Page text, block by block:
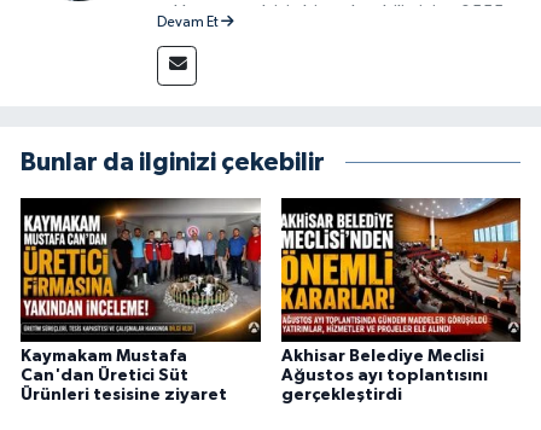
reklam vermek için bize ulaşabilirsiniz - 0555
Devam Et
Bunlar da ilginizi çekebilir
Kaymakam Mustafa
Can'dan Üretici Süt
Ürünleri tesisine ziyaret
Akhisar Belediye Meclisi
Ağustos ayı toplantısını
gerçekleştirdi